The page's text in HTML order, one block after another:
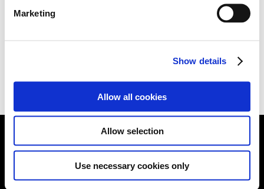
Marketing
Show details
Allow all cookies
Allow selection
Use necessary cookies only
07.16.2024
브랜드
모델